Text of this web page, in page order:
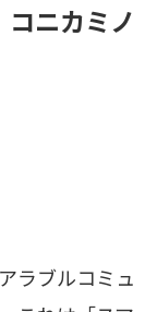
ニカミノ
ラブルコミュ